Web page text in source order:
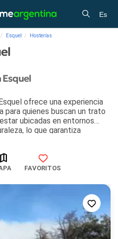
Es
Esquel Hosterías
Esquel
ofrece una experiencia
quienes buscan un trato
ubicadas en entornos
lo que garantiza
como desayuno incluido
comodidad con una atención
las sierras y los atractivos
familiar y tranquilo.
que los hoteles, ofreciendo
precio.
FAVORITOS